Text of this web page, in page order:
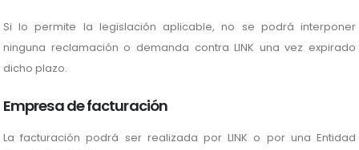
Si lo permite la legislación aplicable, no se podrá interponer
ninguna reclamación o demanda contra LINK una vez expirado
dicho plazo.
Empresa de facturación
La facturación podrá ser realizada por LINK o por una Entidad